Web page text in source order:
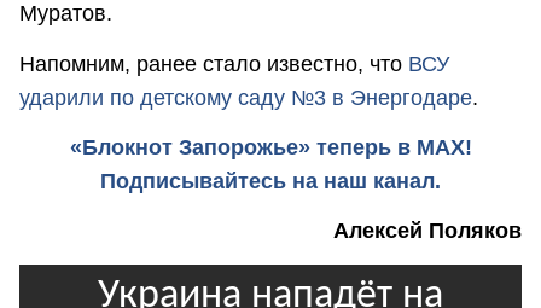
Муратов.
Напомним, ранее стало известно, что ВСУ
ударили по детскому саду №3 в Энергодаре.
«Блокнот Запорожье» теперь в MAX!
Подписывайтесь на наш канал.
Алексей Поляков